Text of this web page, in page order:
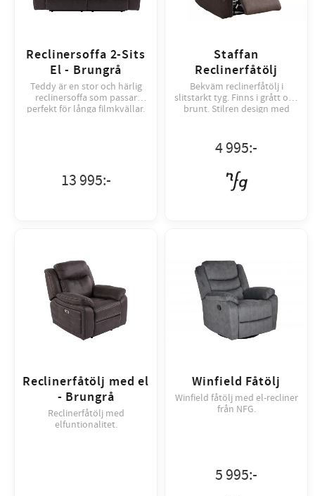
Reclinersoffa 2-Sits
El - Brungrå
Teddy är en stor och härlig
reclinersoffa som passar
perfekt för långa filmkvällar.
13 995:-
Staffan
Reclinerfåtölj
Bekväm reclinerfåtölj i
slitstarkt tyg. Finns i grått och
brunt. Stilren design med
4 995:-
Reclinerfåtölj med el
- Brungrå
Reclinerfåtölj med
elfuntionalitet.
Winfield Fåtölj
Winfield fåtölj med el-recliner
från NFG.
5 995:-